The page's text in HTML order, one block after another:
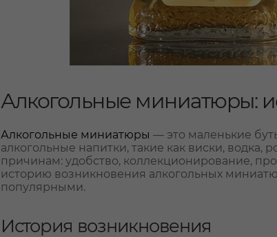
Алкогольные миниатюры:
Алкогольные миниатюры — это маленькие
алкогольные напитки, такие как виски,
причинам: удобство, коллекционирование,
историю возникновения алкогольных
популярными.
История возникновения